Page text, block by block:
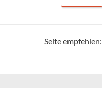
Seite empfehlen: